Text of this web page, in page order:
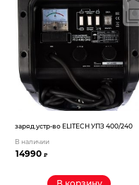
заряд.устр-во ELITECH УПЗ 400/240
В наличии
14990₽